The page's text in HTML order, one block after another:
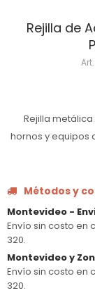
Rejilla de
Rejilla
hornos y equipos
Métodos y
Montevideo -
Envío sin costo en
320.
Montevideo y
Envío sin costo en
320.